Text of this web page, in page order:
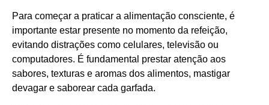
Para começar a praticar a alimentação consciente, é
importante estar presente no momento da refeição,
evitando distrações como celulares, televisão ou
computadores. É fundamental prestar atenção aos
sabores, texturas e aromas dos alimentos, mastigar
devagar e saborear cada garfada.